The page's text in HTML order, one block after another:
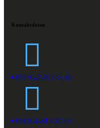
Kontaktdaten
+49176-228 733 86
+494164-813 29 97